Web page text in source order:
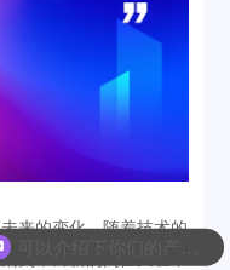
来的变化。随着技术的
失，而新的岗位又在不